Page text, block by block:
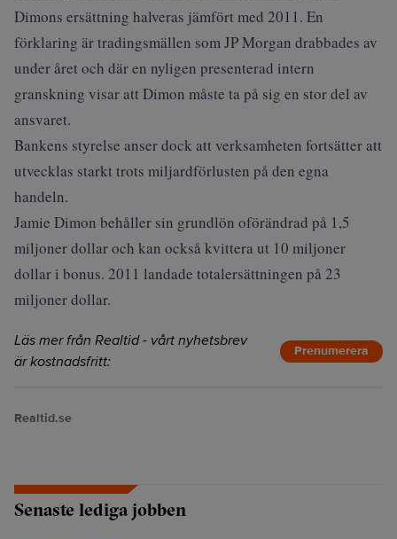
Dimons ersättning halveras jämfört med 2011. En
förklaring är tradingsmällen som JP Morgan drabbades av
under året och där en nyligen presenterad intern
granskning visar att Dimon måste ta på sig en stor del av
ansvaret.
Bankens styrelse anser dock att verksamheten fortsätter att
utvecklas starkt trots miljardförlusten på den egna
handeln.
Jamie Dimon behåller sin grundlön oförändrad på 1,5
miljoner dollar och kan också kvittera ut 10 miljoner
dollar i bonus. 2011 landade totalersättningen på 23
miljoner dollar.
Läs mer från Realtid - vårt nyhetsbrev
är kostnadsfritt:
Prenumerera
Realtid.se
Senaste lediga jobben